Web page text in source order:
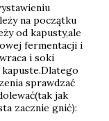
na początku
od kapusty,ale
fermentacji i
i soki
sprawdzać
jak
zacznie gnić):